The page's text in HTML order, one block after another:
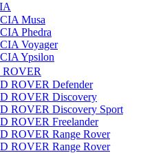
Musa
Phedra
Voyager
Ypsilon
ROVER
ROVER Defender
ROVER Discovery
ROVER Discovery Sport
ROVER Freelander
ROVER Range Rover
ROVER Range Rover